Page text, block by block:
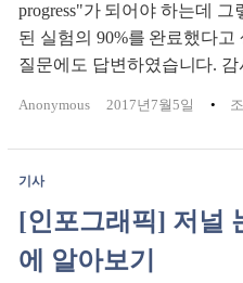
progress"가 되어야 하는데
된 실험의 90%를 완료했다
질문에도 답변하였습니다. 감
Anonymous 2017년7월5일
기사
[인포그래픽] 저널
에 알아보기